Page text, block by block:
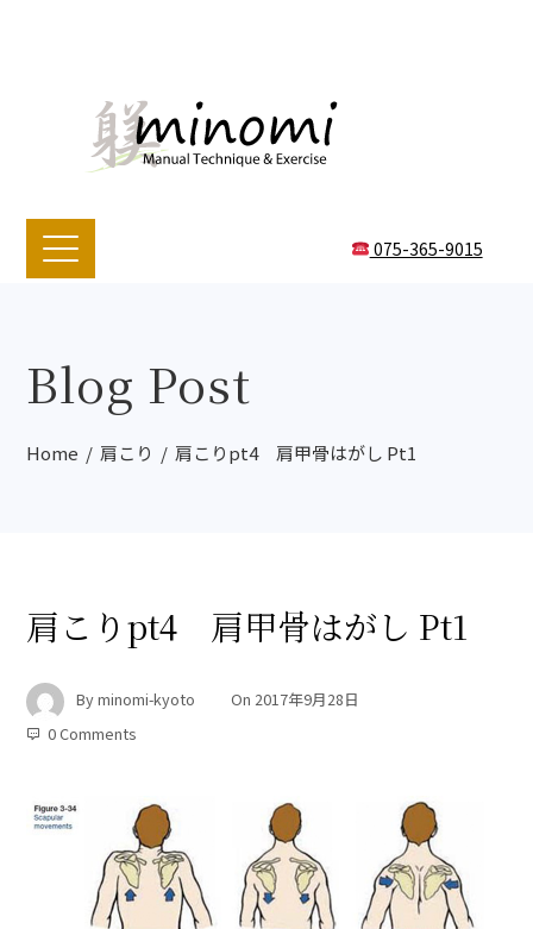
075-365-9015
Blog Post
Home 肩こり 肩こりpt4 肩甲骨はがし Pt1
肩こりpt4 肩甲骨はがし Pt1
Byminomi-kyoto On 2017年9月28日
0 Comments